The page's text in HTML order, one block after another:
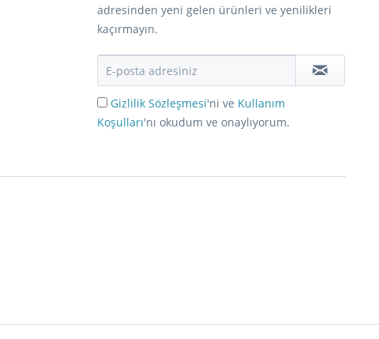
adresinden yeni gelen ürünleri ve yenilikleri
kaçırmayın.
Gizlilik Sözleşmesi'ni ve Kullanım
Koşulları'nı okudum ve onaylıyorum.